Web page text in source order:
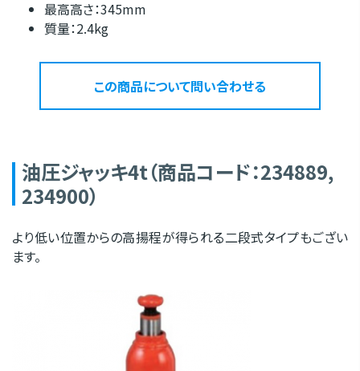
最高高さ：345mm
質量：2.4kg
この商品について問い合わせる
油圧ジャッキ4t（商品コード：234889,
234900）
より低い位置からの高揚程が得られる二段式タイプもござい
ます。